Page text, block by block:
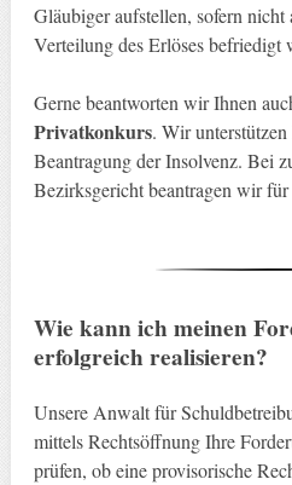
Gläubiger aufstellen, sofern
Verteilung des Erlöses befriedigt
Gerne beantworten wir Ihnen
Privatkonkurs. Wir
Beantragung der Insolvenz. Bei
Bezirksgericht beantragen wir
Wie kann ich meinen
erfolgreich realisieren?
Unsere Anwalt für
mittels Rechtsöffnung Ihre
prüfen, ob eine provisorische